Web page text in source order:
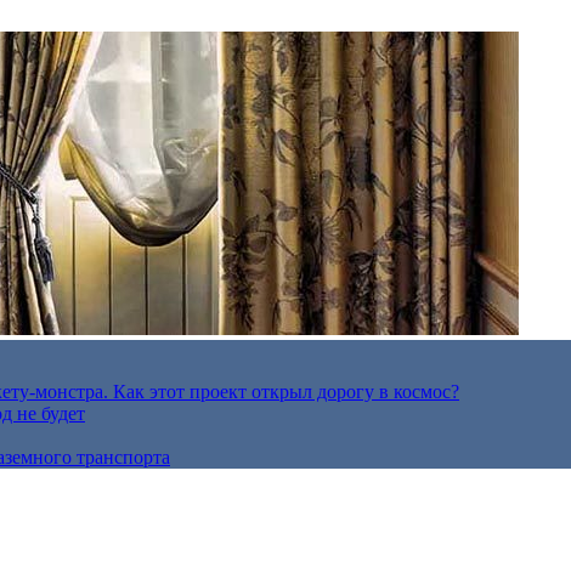
монстра. Как этот проект открыл дорогу в космос?
не будет
транспорта